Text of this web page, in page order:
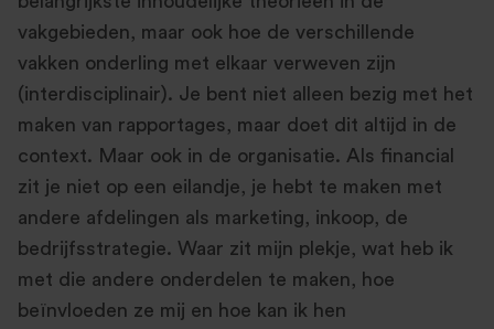
vakgebieden, maar ook hoe de verschillende
vakken onderling met elkaar verweven zijn
(interdisciplinair). Je bent niet alleen bezig met het
maken van rapportages, maar doet dit altijd in de
context. Maar ook in de organisatie. Als financial
zit je niet op een eilandje, je hebt te maken met
andere afdelingen als marketing, inkoop, de
bedrijfsstrategie. Waar zit mijn plekje, wat heb ik
met die andere onderdelen te maken, hoe
beïnvloeden ze mij en hoe kan ik hen